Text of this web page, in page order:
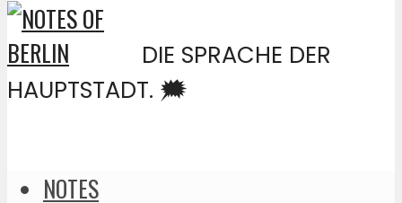
DIE SPRACHE DER
HAUPTSTADT. 🗯️
NOTES